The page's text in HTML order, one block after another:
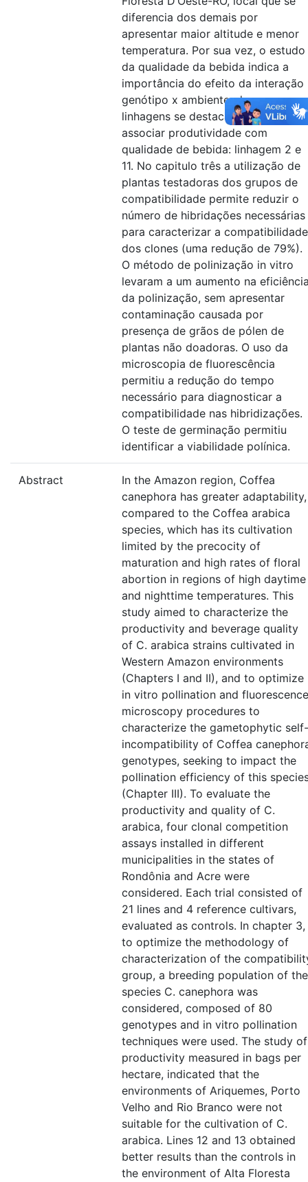
diferencia dos demais por
apresentar maior altitude e menor
temperatura. Por sua vez, o estudo
da qualidade da bebida indica a
importância do efeito da interação
genótipo x ambiente, duas
linhagens se destacaram por
associar produtividade com
qualidade de bebida: linhagem 2 e
11. No capitulo três a utilização de
plantas testadoras dos grupos de
compatibilidade permite reduzir o
número de hibridações necessárias
para caracterizar a compatibilidade
dos clones (uma redução de 79%).
O método de polinização in vitro
levaram a um aumento na
da polinização, sem apresentar
contaminação causada por
presença de grãos de pólen de
plantas não doadoras. O uso da
microscopia de fluorescência
permitiu a redução do tempo
necessário para diagnosticar a
compatibilidade nas hibridizações.
O teste de germinação permitiu
identificar a viabilidade polínica.
Abstract
In the Amazon region, Coffea
canephora has greater adaptability,
compared to the Coffea arabica
species, which has its cultivation
limited by the precocity of
maturation and high rates of floral
abortion in regions of high daytime
and nighttime temperatures. This
study aimed to characterize the
productivity and beverage quality
of C. arabica strains cultivated in
Western Amazon environments
(Chapters I and II), and to optimize
in vitro pollination and fluorescence
microscopy procedures to
characterize the gametophytic self-
incompatibility of Coffea
genotypes, seeking to impact the
pollination efficiency of this
(Chapter III). To evaluate the
productivity and quality of C.
arabica, four clonal competition
assays installed in different
municipalities in the states of
Rondônia and Acre were
considered. Each trial consisted of
21 lines and 4 reference cultivars,
evaluated as controls. In chapter 3,
to optimize the methodology of
characterization of the
group, a breeding population of the
species C. canephora was
considered, composed of 80
genotypes and in vitro pollination
techniques were used. The study of
productivity measured in bags per
hectare, indicated that the
environments of Ariquemes, Porto
Velho and Rio Branco were not
suitable for the cultivation of C.
arabica. Lines 12 and 13 obtained
better results than the controls in
the environment of Alta Floresta